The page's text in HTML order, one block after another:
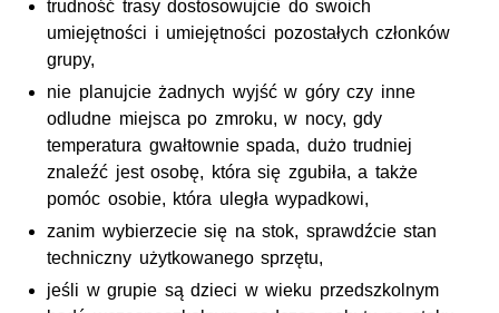
trudność trasy dostosowujcie do swoich
umiejętności i umiejętności pozostałych członków
grupy,
nie planujcie żadnych wyjść w góry czy inne
odludne miejsca po zmroku, w nocy, gdy
temperatura gwałtownie spada, dużo trudniej
znaleźć jest osobę, która się zgubiła, a także
pomóc osobie, która uległa wypadkowi,
zanim wybierzecie się na stok, sprawdźcie stan
techniczny użytkowanego sprzętu,
jeśli w grupie są dzieci w wieku przedszkolnym